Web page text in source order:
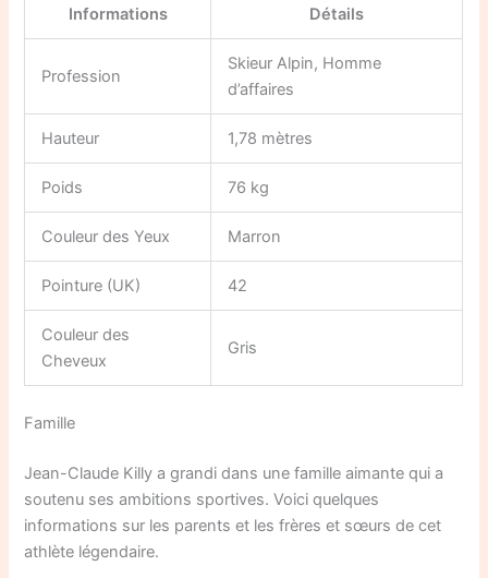
Informations Détails
Profession
Skieur Alpin, Homme
d’affaires
Hauteur 1,78 mètres
Poids 76 kg
Couleur des Yeux Marron
Pointure (UK) 42
Couleur des
Cheveux
Gris
Famille
Jean-Claude Killy a grandi dans une famille aimante qui a
soutenu ses ambitions sportives. Voici quelques
informations sur les parents et les frères et sœurs de cet
athlète légendaire.